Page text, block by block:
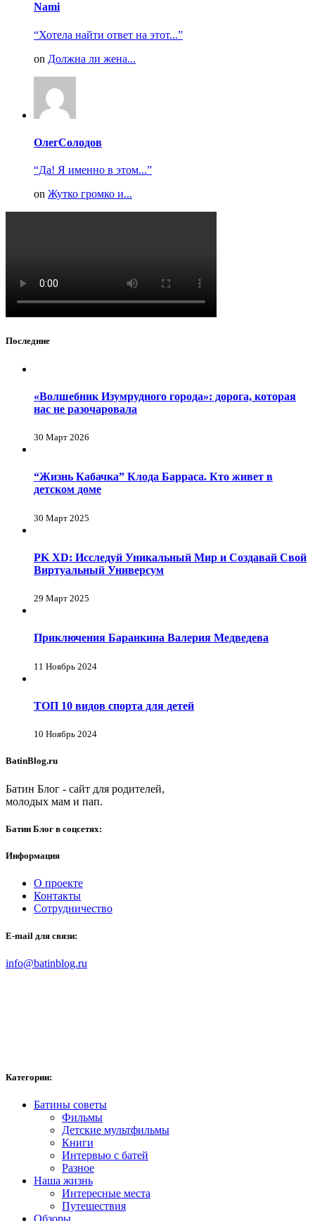
Nami
“Хотела найти ответ на этот...”
on Должна ли жена...
ОлегСолодов
“Да! Я именно в этом...”
on Жутко громко и...
Последние
«Волшебник Изумрудного города»: дорога, которая
нас не разочаровала
30 Март 2026
“Жизнь Кабачка” Клода Барраса. Кто живет в
детском доме
30 Март 2025
PK XD: Исследуй Уникальный Мир и Создавай Свой
Виртуальный Универсум
29 Март 2025
Приключения Баранкина Валерия Медведева
11 Ноябрь 2024
ТОП 10 видов спорта для детей
10 Ноябрь 2024
BatinBlog.ru
Батин Блог - сайт для родителей,
молодых мам и пап.
Батин Блог в соцсетях:
Информация
О проекте
Контакты
Сотрудничество
E-mail для связи:
info@batinblog.ru
Категории:
Батины советы
Фильмы
Детские мультфильмы
Книги
Интервью с батей
Разное
Наша жизнь
Интересные места
Путешествия
Обзоры